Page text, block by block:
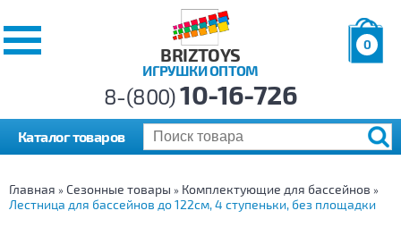
BRIZTOYS
ИГРУШКИ ОПТОМ
0
р.
8-(800)10-16-726
Каталог товаров
Главная » Сезонные товары » Комплектующие для бассейнов »
Лестница для бассейнов до 122см, 4 ступеньки, без площадки